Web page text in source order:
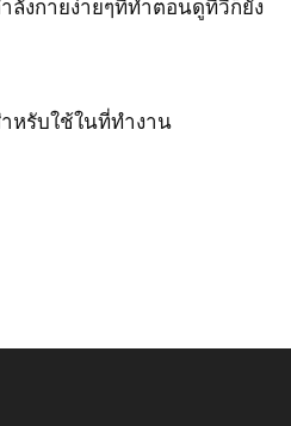
ลังกายง่ายๆที่ทำตอนดูทีวีก็ยัง
หรับใช้ในที่ทำงาน